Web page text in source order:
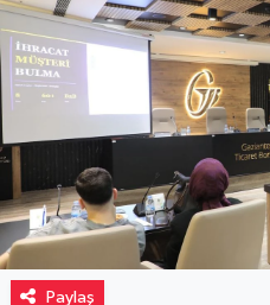
Paylaş
Magazin
Müzik
Piyasa
Resmi İlanlar